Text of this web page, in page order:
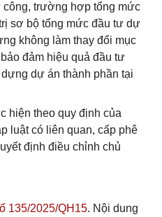
trường hợp tổng mức
sơ bộ tổng mức đầu tư dự
không làm thay đổi mục
đảm hiệu quả đầu tư
dự án thành phần tại
hiện theo quy định của
luật có liên quan, cấp phê
định điều chỉnh chủ
135/2025/QH15. Nội dung